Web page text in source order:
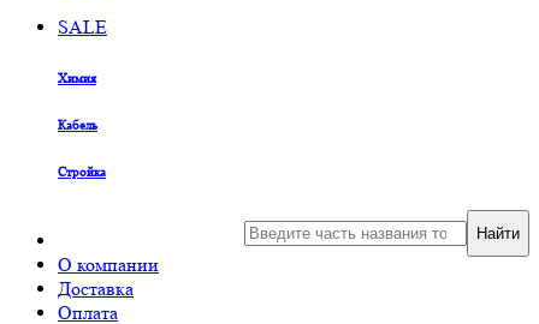
SALE
Химия
Кабель
Стройка
О компании
Доставка
Оплата
Найти